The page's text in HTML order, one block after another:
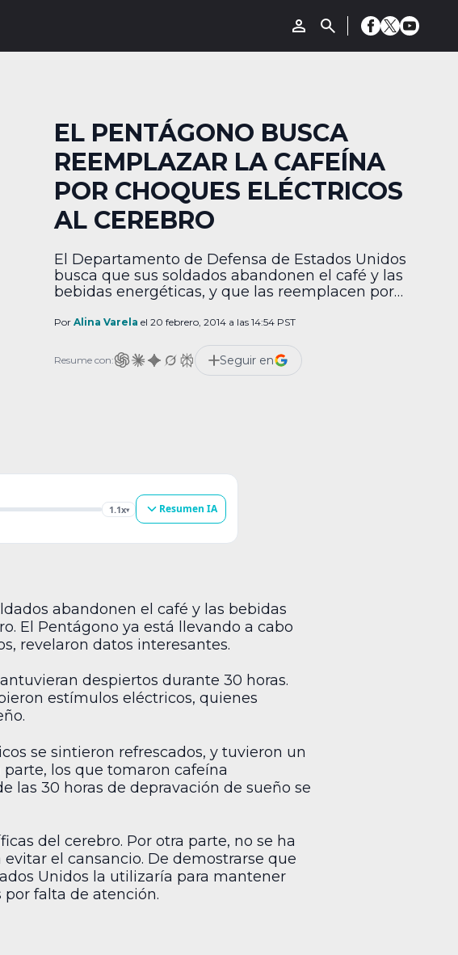
EL PENTÁGONO BUSCA
REEMPLAZAR LA CAFEÍNA
POR CHOQUES ELÉCTRICOS
AL CEREBRO
El Departamento de Defensa de Estados Unidos
busca que sus soldados abandonen el café y las
bebidas energéticas, y que las reemplacen por
está llevando a cabo pruebas con este método,
revelaron datos interesantes. Una de las
pruebas consistió en que los […]
Por Alina Varela el 20 febrero, 2014 a las 14:54 PST
Resume con: Seguir en
1.1x▾ Resumen IA
abandonen el café y las bebidas
El Pentágono ya está llevando a cabo
revelaron datos interesantes.
despiertos durante 30 horas.
estímulos eléctricos, quienes
se sintieron refrescados, y tuvieron un
los que tomaron cafeína
las 30 horas de depravación de sueño se
del cerebro. Por otra parte, no se ha
el cansancio. De demostrarse que
Unidos la utilizaría para mantener
falta de atención.